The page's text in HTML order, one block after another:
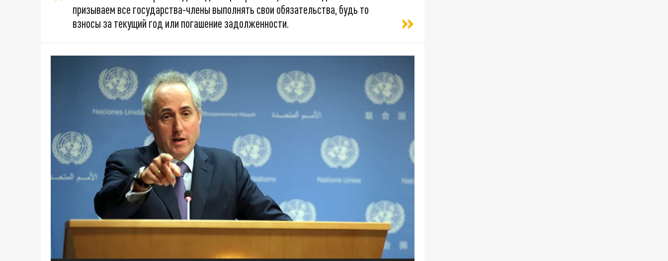
призываем все государства-члены выполнять свои обязательства, будь то
взносы за текущий год или погашение задолженности.